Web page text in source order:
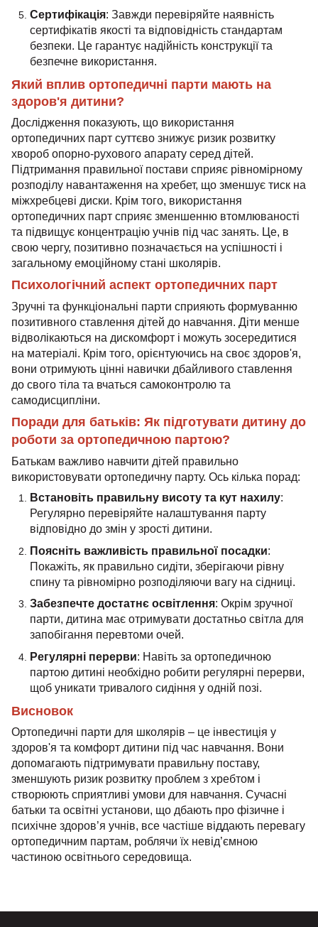
Сертифікація: Завжди перевіряйте наявність
сертифікатів якості та відповідність стандартам
безпеки. Це гарантує надійність конструкції та
безпечне використання.
Який вплив ортопедичні парти мають на
здоров'я дитини?
Дослідження показують, що використання
ортопедичних парт суттєво знижує ризик розвитку
хвороб опорно-рухового апарату серед дітей.
Підтримання правильної постави сприяє рівномірному
розподілу навантаження на хребет, що зменшує тиск на
міжхребцеві диски. Крім того, використання
ортопедичних парт сприяє зменшенню втомлюваності
та підвищує концентрацію учнів під час занять. Це, в
свою чергу, позитивно позначається на успішності і
загальному емоційному стані школярів.
Психологічний аспект ортопедичних парт
Зручні та функціональні парти сприяють формуванню
позитивного ставлення дітей до навчання. Діти менше
відволікаються на дискомфорт і можуть зосередитися
на матеріалі. Крім того, орієнтуючись на своє здоров'я,
вони отримують цінні навички дбайливого ставлення
до свого тіла та вчаться самоконтролю та
самодисципліни.
Поради для батьків: Як підготувати дитину до
роботи за ортопедичною партою?
Батькам важливо навчити дітей правильно
використовувати ортопедичну парту. Ось кілька порад:
Встановіть правильну висоту та кут нахилу:
Регулярно перевіряйте налаштування парту
відповідно до змін у зрості дитини.
Поясніть важливість правильної посадки:
Покажіть, як правильно сидіти, зберігаючи рівну
спину та рівномірно розподіляючи вагу на сідниці.
Забезпечте достатнє освітлення: Окрім зручної
парти, дитина має отримувати достатньо світла для
запобігання перевтоми очей.
Регулярні перерви: Навіть за ортопедичною
партою дитині необхідно робити регулярні перерви,
щоб уникати тривалого сидіння у одній позі.
Висновок
Ортопедичні парти для школярів – це інвестиція у
здоров'я та комфорт дитини під час навчання. Вони
допомагають підтримувати правильну поставу,
зменшують ризик розвитку проблем з хребтом і
створюють сприятливі умови для навчання. Сучасні
батьки та освітні установи, що дбають про фізичне і
психічне здоров’я учнів, все частіше віддають перевагу
ортопедичним партам, роблячи їх невід’ємною
частиною освітнього середовища.